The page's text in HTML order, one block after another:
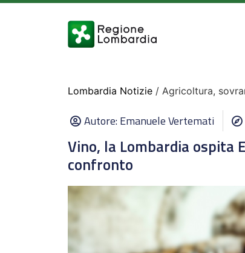
Lombardia Notizie / Agricoltura,
Autore:Emanuele Vertemati
Vino, la Lombardia ospita
confronto